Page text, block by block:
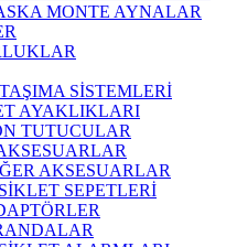
MONTE AYNALAR
SİSTEMLERİ
AYAKLIKLARI
TUTUCULAR
AKSESUARLAR
SEPETLERİ